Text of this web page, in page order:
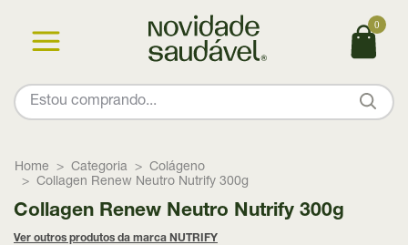
0
Home Categoria
Colágeno
Collagen Renew Neutro Nutrify 300g
Collagen Renew Neutro Nutrify 300g
Ver outros produtos da marca NUTRIFY